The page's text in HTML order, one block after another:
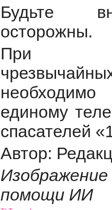
Будьте
осторожны.
При
единому
спасателей
Автор:
помощи ИИ